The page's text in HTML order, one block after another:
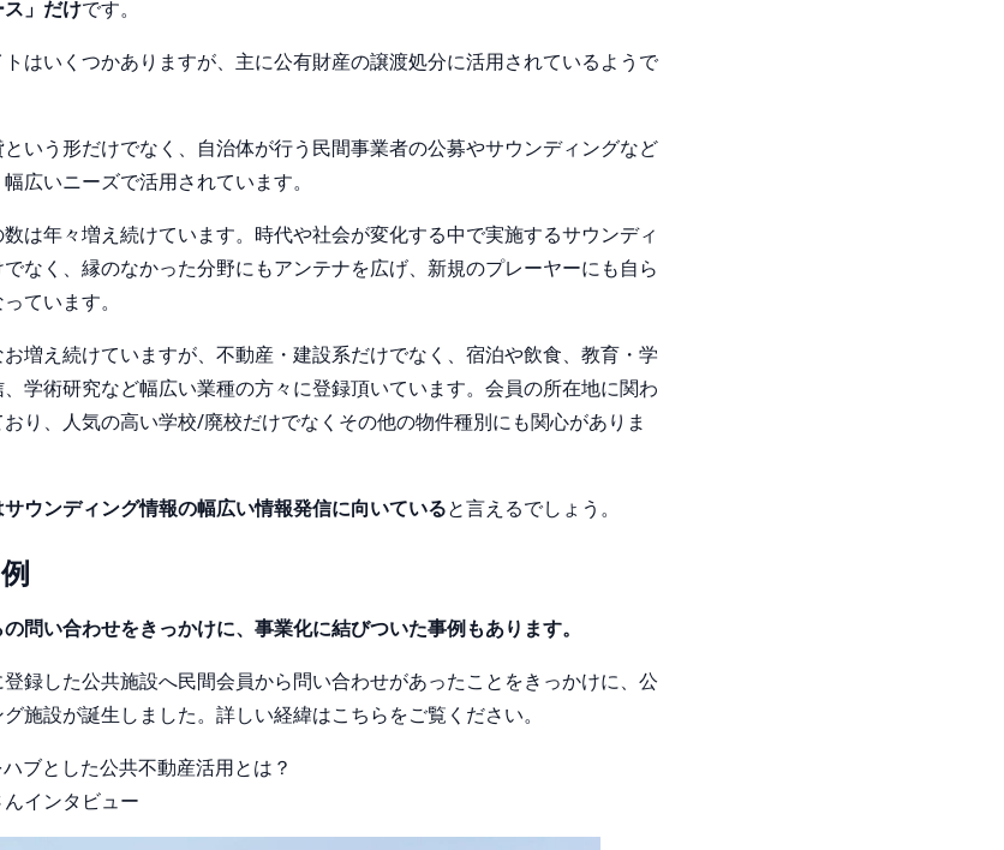
」だけです。
はいくつかありますが、主に公有財産の譲渡処分に活用されているようで
いう形だけでなく、自治体が行う民間事業者の公募やサウンディングなど
広いニーズで活用されています。
は年々増え続けています。時代や社会が変化する中で実施するサウンディ
なく、縁のなかった分野にもアンテナを広げ、新規のプレーヤーにも自ら
ています。
増え続けていますが、不動産・建設系だけでなく、宿泊や飲食、教育・学
学術研究など幅広い業種の方々に登録頂いています。会員の所在地に関わ
り、人気の高い学校/廃校だけでなくその他の物件種別にも関心がありま
ウンディング情報の幅広い情報発信に向いていると言えるでしょう。
問い合わせをきっかけに、事業化に結びついた事例もあります。
録した公共施設へ民間会員から問い合わせがあったことをきっかけに、公
施設が誕生しました。詳しい経緯はこちらをご覧ください。
ブとした公共不動産活用とは？
インタビュー